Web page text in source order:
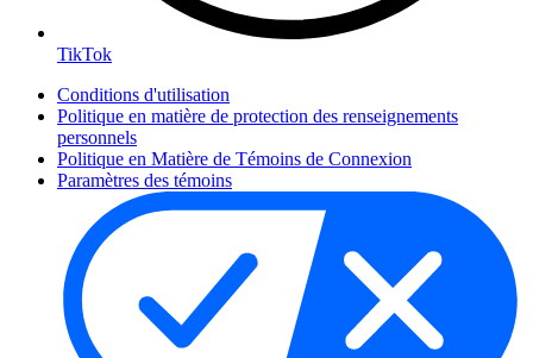
TikTok
Conditions d'utilisation
Politique en matière de protection des renseignements
personnels
Politique en Matière de Témoins de Connexion
Paramètres des témoins